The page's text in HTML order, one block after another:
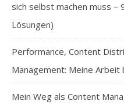
sich selbst machen muss –
Lösungen)
Performance, Content
Management: Meine Arbeit
Mein Weg als Content